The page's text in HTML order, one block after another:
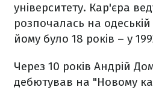
університету. Кар'єра
розпочалась на одеській
йому було 18 років – у
Через 10 років Андрій
дебютував на "Новому